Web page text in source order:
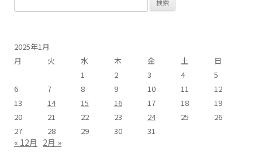
索:
2025年1月
月
火 水 木 金 土
日
1
2 3 4
5
6
7 8 9 10 11
12
13
14 15 16 17 18
19
20
21 22 23 24 25
26
27
28 29 30 31
« 12月 2月 »